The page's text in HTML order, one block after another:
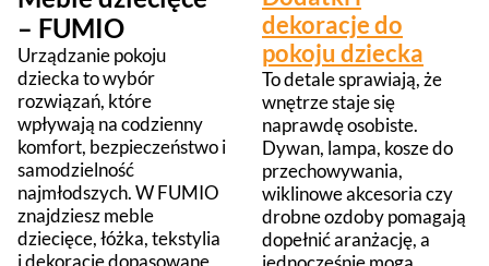
oczekiwania zostały w tym sklepie spełnione i
dlatego z przyjemnością i łatwością mogę go
polecić :)
– FUMIO
Urządzanie pokoju
dziecka to wybór
rozwiązań, które
wpływają na codzienny
komfort, bezpieczeństwo i
samodzielność
najmłodszych. W FUMIO
znajdziesz meble
dziecięce, łóżka, tekstylia
i dekoracje dopasowane
dekoracje do
pokoju dziecka
To detale sprawiają, że
wnętrze staje się
naprawdę osobiste.
Dywan, lampa, kosze do
przechowywania,
wiklinowe akcesoria czy
drobne ozdoby pomagają
dopełnić aranżację, a